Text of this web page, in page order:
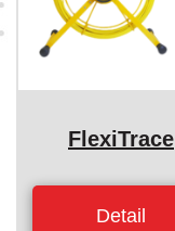
FlexiTrace
Detail